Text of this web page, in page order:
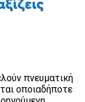
πνευματική
οποιαδήποτε